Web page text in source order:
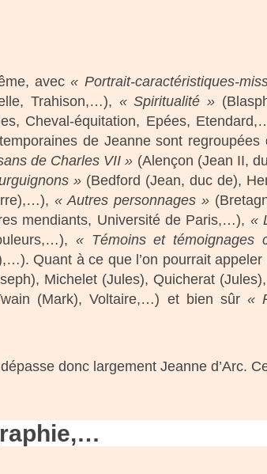
avec« Portrait-caractéristiques-
Trahison,…), « Spiritualité »
Cheval-équitation, Epées,
de Jeanne sont regroupées
de Charles VII » (Alençon (Jean II,
» (Bedford (Jean, duc de),
« Autres personnages »
mendiants, Université de Paris,…), «
« Témoins et témoignages
Quant à ce que l’on pourrait
Michelet (Jules), Quicherat
(Mark), Voltaire,…) et bien sûr«
donc largement Jeanne d’Arc.